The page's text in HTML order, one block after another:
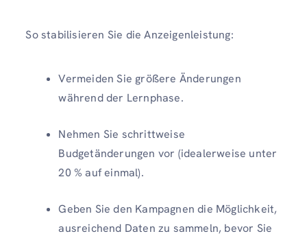
So stabilisieren Sie die Anzeigenleistung:
Vermeiden Sie größere Änderungen
während der Lernphase.
Nehmen Sie schrittweise
Budgetänderungen vor (idealerweise unter
20 % auf einmal).
Geben Sie den Kampagnen die Möglichkeit,
ausreichend Daten zu sammeln, bevor Sie